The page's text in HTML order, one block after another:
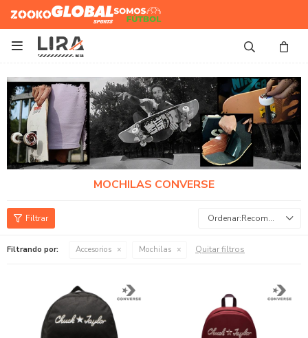
Zooko Global Sports
Somos
Futbol

MOCHILAS CONVERSE
Recomendados
Filtrando por: Accesorios Mochilas Quitar filtros